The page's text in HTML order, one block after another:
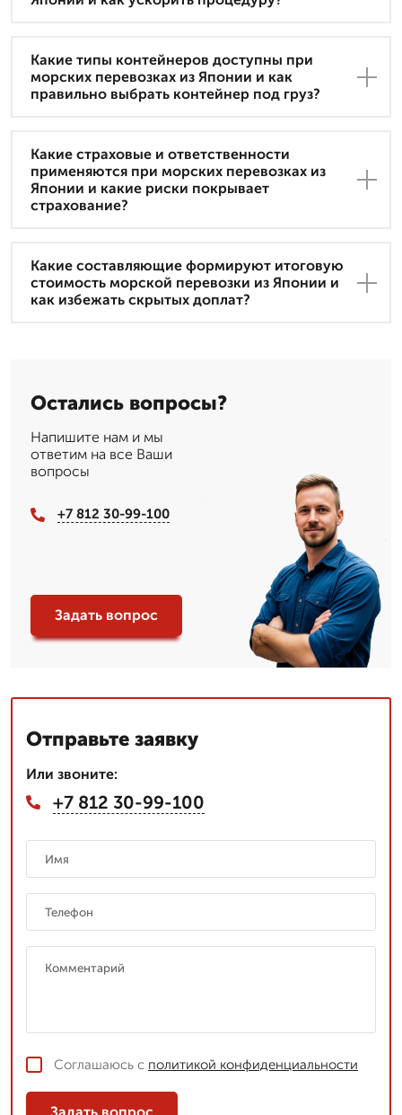
Какие типы контейнеров доступны при
морских перевозках из Японии и как
правильно выбрать контейнер под груз?
Какие страховые и ответственности
применяются при морских перевозках из
Японии и какие риски покрывает
страхование?
Какие составляющие формируют итоговую
стоимость морской перевозки из Японии и
как избежать скрытых доплат?
Остались вопросы?
Напишите нам и мы
ответим на все Ваши
вопросы
+7 812 30-99-100
Задать вопрос
Отправьте заявку
Или звоните:
+7 812 30-99-100
Соглашаюсь с политикой конфиденциальности